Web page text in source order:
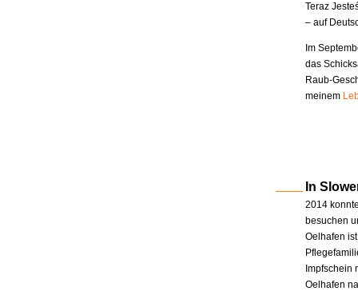
Teraz
– auf
Im
das
Raub-
meinem
In
2014
besuchen
Oelhafen
Impfschein
Oelhafen